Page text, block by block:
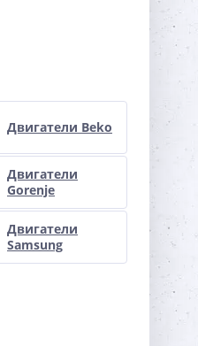
Двигатели Beko
Двигатели
Gorenje
Двигатели
Samsung